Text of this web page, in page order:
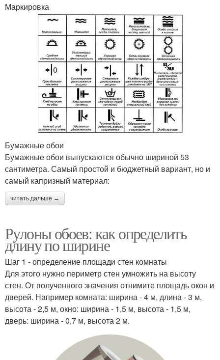
Маркировка
Бумажные обои
Бумажные обои выпускаются обычно шириной 53
сантиметра. Самый простой и бюджетный вариант, но и
самый капризный материал:
читать дальше →
Рулоны обоев: как определить
длину по ширине
Шаг 1 - определение площади стен комнаты
Для этого нужно периметр стен умножить на высоту
стен. От полученного значения отнимите площадь окон и
дверей. Например комната: ширина - 4 м, длина - 3 м,
высота - 2,5 м, окно: ширина - 1,5 м, высота - 1,5 м,
дверь: ширина - 0,7 м, высота 2 м.